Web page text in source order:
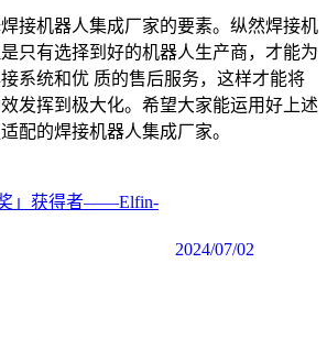
接机器人集成厂家的要素。纵然焊接机
只有选择到好的机器人生产商，才能为
系统和优 质的售后服务，这样才能将
发挥到极大化。希望大家能运用好上述
配的焊接机器人集成厂家。
」获得者——Elfin-
2024/07/02